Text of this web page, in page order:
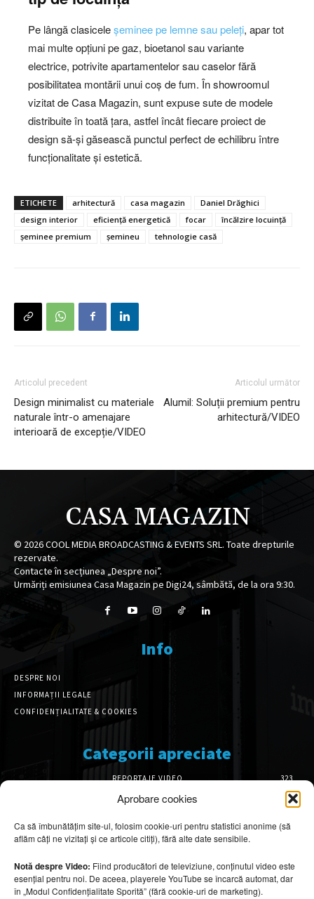
Aprobare cookies
Ca să îmbunătățim site-ul, folosim cookie-uri pentru statistici anonime (să
aflăm câți ne vizitați și ce articole citiți), fără alte date sensibile.
Notă despre Video: Fiind producători de televiziune, conținutul video este
esențial pentru noi. De aceea, playerele YouTube se încarcă automat, dar
în „Modul Confidențialitate Sporită” (fără cookie-uri de marketing).
Pe lângă clasiceleșeminee pe lemne sau peleți, apar tot
mai multe opțiuni pe gaz, bioetanol sau variante
electrice, potrivite apartamentelor sau caselor fără
posibilitatea montării unui coș de fum. În showroomul
vizitat de Casa Magazin, sunt expuse sute de modele
distribuite în toată țara, astfel încât fiecare proiect de
design să-și găsească punctul perfect de echilibru între
funcționalitate și estetică.
ETICHETE arhitectură casa magazin
Daniel Drăghici
design interior
eficiență energetică focar
încălzire locuință
șeminee premium
șemineu tehnologie casă
Articolul precedent
Design minimalist cu materiale
naturale într-o amenajare
interioară de excepție/VIDEO
Articolul următor
Alumil: Soluții premium pentru
arhitectură/VIDEO
CASA MAGAZIN
© 2026COOL MEDIA BROADCASTING & EVENTS SRL. Toate drepturile
rezervate.
Contacte în secțiunea „Despre noi”.
Urmăriți emisiunea Casa Magazin pe Digi24, sâmbătă, de la ora 9:30.
Info
DESPRE NOI
INFORMAȚII LEGALE
CONFIDENȚIALITATE & COOKIES
Categorii apreciate
REPORTAJE VIDEO
323
AMENAJĂRI INTERIOARE
126
DESIGN INTERIOR
64
ARHITECTURĂ & DESIGN
OPINII & ANALIZE
43
Articole recomandate